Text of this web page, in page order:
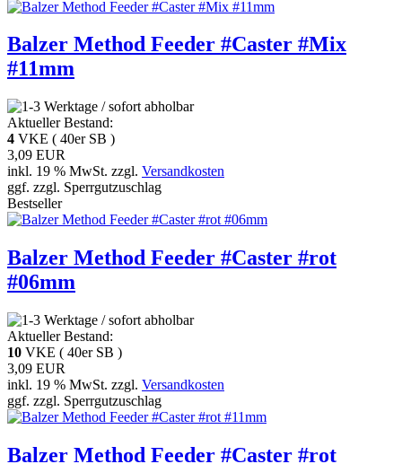
Balzer Method Feeder #Caster #Mix
#11mm
Aktueller Bestand:
4 VKE ( 40er SB )
3,09 EUR
inkl. 19 % MwSt. zzgl. Versandkosten
ggf. zzgl. Sperrgutzuschlag
Bestseller
Balzer Method Feeder #Caster #rot
#06mm
Aktueller Bestand:
10 VKE ( 40er SB )
3,09 EUR
inkl. 19 % MwSt. zzgl. Versandkosten
ggf. zzgl. Sperrgutzuschlag
Balzer Method Feeder #Caster #rot